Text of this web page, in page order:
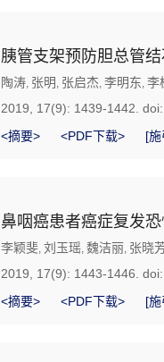
胰管支架预防胆总管
陶涛, 张明 , 张启杰, 李明东, 李
2019, 17(9): 1439-1442. doi:
<摘要>
<PDF下载> [
鼻咽癌患者癌症复发
李颖斐, 刘玉瑶, 魏洁丽, 张晓
2019, 17(9): 1443-1446. doi:
<摘要>
<PDF下载> [